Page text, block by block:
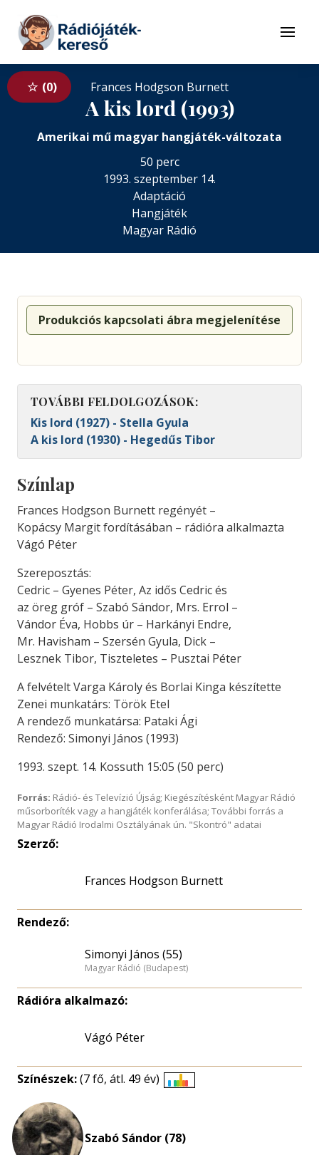
Tovább a tartalomhoz
Menü
0 Frances Hodgson Burnett
A kis lord (1993)
Amerikai mű magyar hangjáték-változata
50 perc
1993. szeptember 14.
Adaptáció
Hangjáték
Magyar Rádió
Produkciós kapcsolati ábra megjelenítése
TOVÁBBI FELDOLGOZÁSOK:
Kis lord (1927) - Stella Gyula
A kis lord (1930) - Hegedűs Tibor
Színlap
Frances Hodgson Burnett regényét –
Kopácsy Margit fordításában – rádióra alkalmazta
Vágó Péter
Szereposztás:
Cedric – Gyenes Péter, Az idős Cedric és
az öreg gróf – Szabó Sándor, Mrs. Errol –
Vándor Éva, Hobbs úr – Harkányi Endre,
Mr. Havisham – Szersén Gyula, Dick –
Lesznek Tibor, Tiszteletes – Pusztai Péter
A felvételt Varga Károly és Borlai Kinga készítette
Zenei munkatárs: Török Etel
A rendező munkatársa: Pataki Ági
Rendező: Simonyi János (1993)
1993. szept. 14. Kossuth 15:05 (50 perc)
Forrás: Rádió- és Televízió Újság; Kiegészítésként Magyar Rádió
műsorboríték vagy a hangjáték konferálása; További forrás a
Magyar Rádió Irodalmi Osztályának ún. "Skontró" adatai
Szerző:
Frances Hodgson Burnett
Rendező:
Simonyi János (55)
Magyar Rádió (Budapest)
Rádióra alkalmazó:
Vágó Péter
Színészek:(7 fő, átl. 49 év)
Szabó Sándor (78)